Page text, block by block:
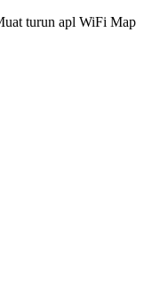
turun apl WiFi Map